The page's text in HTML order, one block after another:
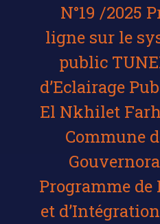
N°19 /2025
ligne sur le
public
d’Eclairage
El Nkhilet
Commune
Programme
et